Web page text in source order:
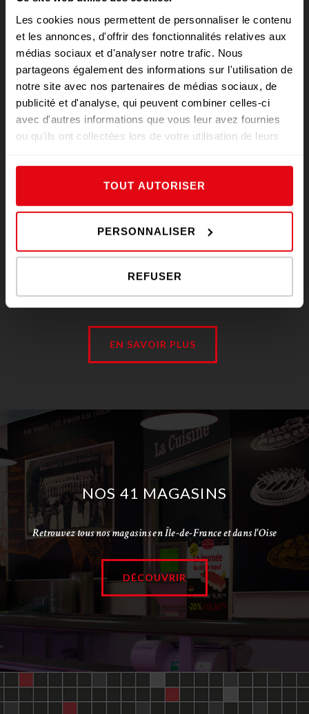
Les cookies nous permettent de personnaliser le contenu
et les annonces, d'offrir des fonctionnalités relatives aux
médias sociaux et d'analyser notre trafic. Nous
partageons également des informations sur l'utilisation de
notre site avec nos partenaires de médias sociaux, de
publicité et d'analyse, qui peuvent combiner celles-ci
avec d'autres informations que vous leur avez fournies
ou qu'ils ont collectées lors de votre utilisation de leurs
TOUT AUTORISER
PERSONNALISER
REFUSER
Qualité
EN SAVOIR PLUS
NOS 41 MAGASINS
Retrouvez tous nos magasins en Île-de-France et dans l'Oise
DÉCOUVRIR